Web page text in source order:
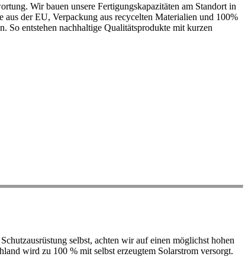
Wir bauen unsere Fertigungskapazitäten am Standort in
der EU, Verpackung aus recycelten Materialien und 100%
So entstehen nachhaltige Qualitätsprodukte mit kurzen
selbst, achten wir auf einen möglichst hohen
wird zu 100 % mit selbst erzeugtem Solarstrom versorgt.